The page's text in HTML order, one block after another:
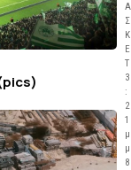
Α
Σ
Κ
Ε
Τ
3
:
2
1
μ
μ
8